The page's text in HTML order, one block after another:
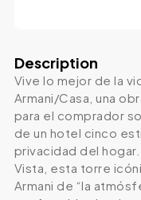
Description
Vive lo mejor de la
Armani/Casa, una
para el comprador
de un hotel cinco
privacidad del
Vista, esta torre
Armani de “la